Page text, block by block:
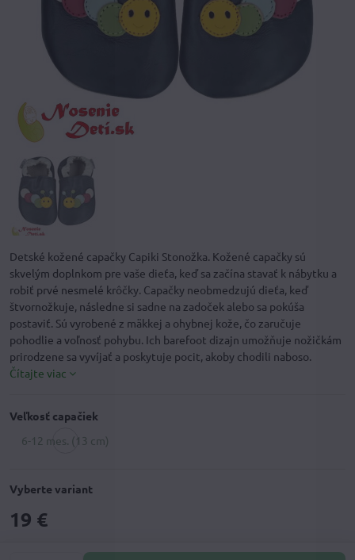
Detské kožené capačky Capiki Stonožka. Kožené capačky sú
skvelým doplnkom pre vaše dieťa, keď sa začína stavať k nábytku a
robiť prvé nesmelé krôčky. Capačky neobmedzujú dieťa, keď
štvornožkuje, následne si sadne na zadoček alebo sa pokúša
postaviť. Sú vyrobené z mäkkej a ohybnej kože, čo zaručuje
pohodlie a voľnosť pohybu. Ich barefoot dizajn umožňuje nožičkám
prirodzene sa vyvíjať a poskytuje pocit, akoby chodili naboso.
Čítajte viac
Veľkosť capačiek
6-12 mes. (13 cm)
je
Vyberte variant
19 €